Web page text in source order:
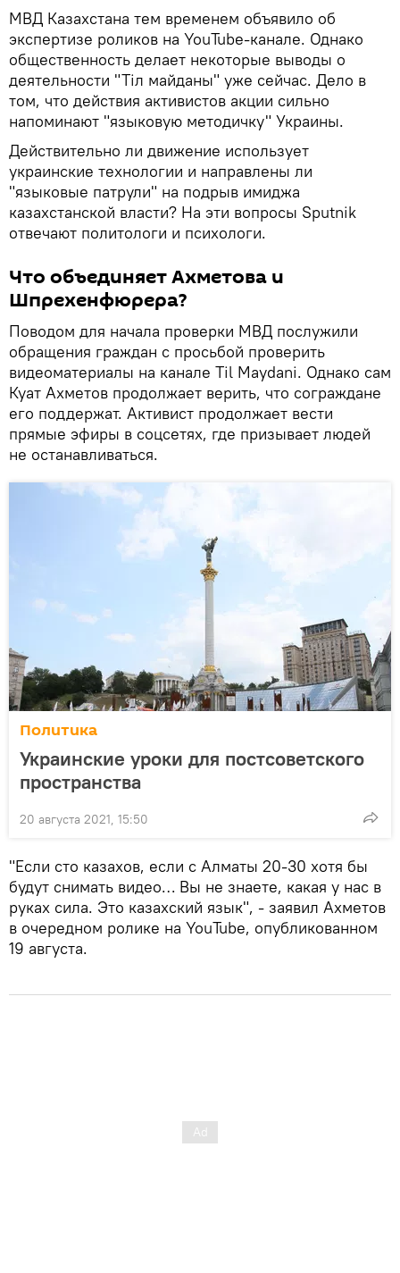
МВД Казахстана тем временем объявило об
экспертизе роликов на YouTube-канале. Однако
общественность делает некоторые выводы о
деятельности "Тіл майданы" уже сейчас. Дело в
том, что действия активистов акции сильно
напоминают "языковую методичку" Украины.
Действительно ли движение использует
украинские технологии и направлены ли
"языковые патрули" на подрыв имиджа
казахстанской власти? На эти вопросы Sputnik
отвечают политологи и психологи.
Что объединяет Ахметова и
Шпрехенфюрера?
Поводом для начала проверки МВД послужили
обращения граждан с просьбой проверить
видеоматериалы на канале Til Maydani. Однако сам
Куат Ахметов продолжает верить, что сограждане
его поддержат. Активист продолжает вести
прямые эфиры в соцсетях, где призывает людей
не останавливаться.
Политика
Украинские уроки для постсоветского
пространства
20 августа 2021, 15:50
"Если сто казахов, если с Алматы 20-30 хотя бы
будут снимать видео… Вы не знаете, какая у нас в
руках сила. Это казахский язык", - заявил Ахметов
в очередном ролике на YouTube, опубликованном
19 августа.